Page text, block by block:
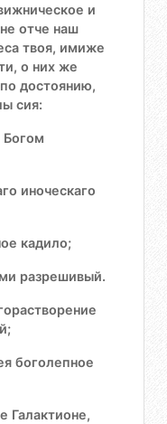
и
отче наш
твоя, имиже
о них же
достоянию,
сия:
Богом
иноческаго
кадило;
разрешивый.
боголепное
Галактионе,